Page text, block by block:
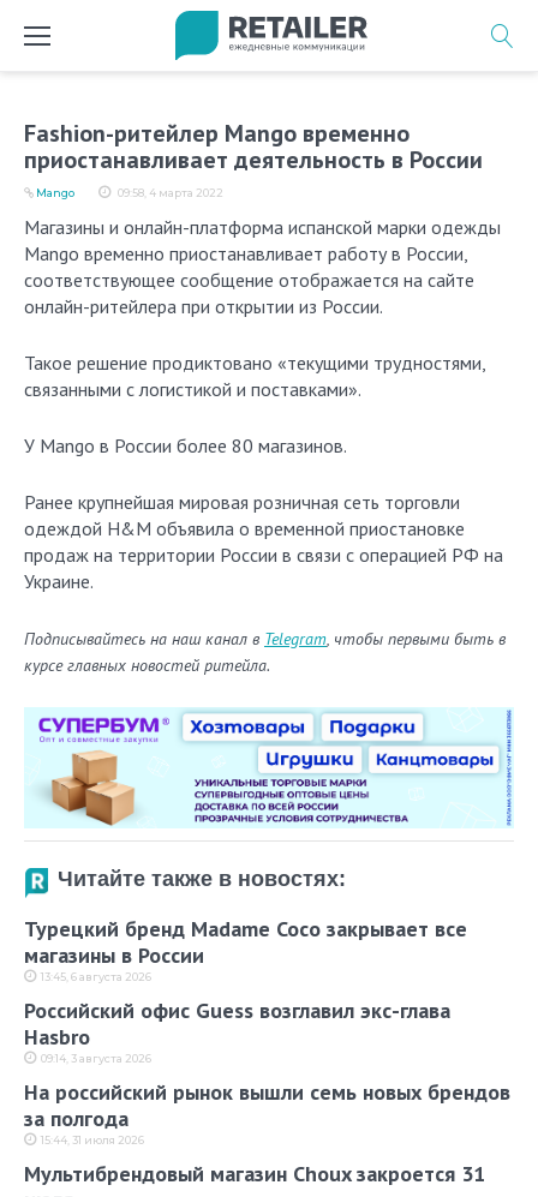
Fashion-ритейлер Mango временно
приостанавливает деятельность в России
09:58, 4 марта 2022
Mango
Магазины и онлайн-платформа испанской марки одежды
Mango временно приостанавливает работу в России,
cоответствующее сообщение отображается на сайте
онлайн-ритейлера при открытии из России.
Такое решение продиктовано «текущими трудностями,
связанными с логистикой и поставками».
У Mango в России более 80 магазинов.
Ранее крупнейшая мировая розничная сеть торговли
одеждой H&M объявила о временной приостановке
продаж на территории России в связи с операцией РФ на
Украине.
Подписывайтесь на наш канал в Telegram, чтобы первыми быть в
курсе главных новостей ритейла.
Читайте также в новостях:
Турецкий бренд Madame Coco закрывает все
магазины в России
13:45, 6 августа 2026
Российский офис Guess возглавил экс-глава
Hasbro
09:14, 3 августа 2026
На российский рынок вышли семь новых брендов
за полгода
15:44, 31 июля 2026
Мультибрендовый магазин Choux закроется 31